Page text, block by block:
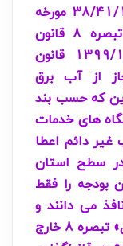
با عنایت به بخشنامه شماره 38/41/14600 مورخه
13/5/1400 جنابعالی و بند «ل» تبصره 8 قانون
بودجه سال 1400 مصوب 1399/12/26 قانون
از آب برق
1396 نظر به این که حسب بند
کماکان دستگاه های خدمات
غیر دائم اعطا
در سطح استان
بودجه را فقط
می دانند و
برخی با توجه به این که چنانچه بند «ل» تبصره 8 خارج